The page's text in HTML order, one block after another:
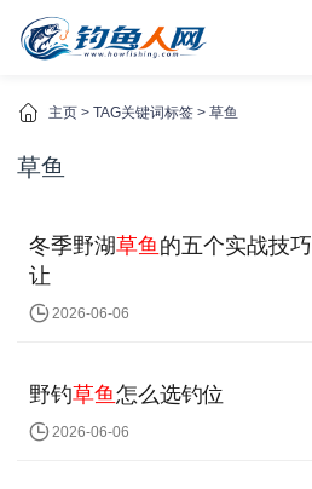
主页 > TAG关键词标签 > 草鱼
草鱼
冬季野湖草鱼 的五个实战技巧
让
2026-06-06
野钓草鱼怎么选钓位
2026-06-06